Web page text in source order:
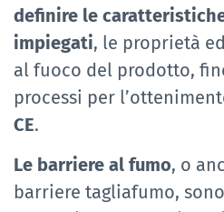
definire le
impiegati, le proprietà
al fuoco del prodotto,
processi per
CE.
Le barriere al fumo, o
barriere tagliafumo,